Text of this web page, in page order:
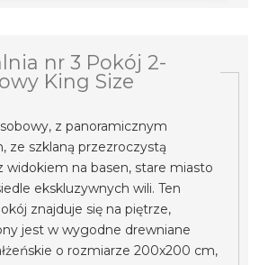
nr 3 Pokój 2-
King Size
z panoramicznym
ze szklaną przezroczystą
widokiem na basen, stare miasto
ekskluzywnych wili. Ten
znajduje się na piętrze,
jest w wygodne drewniane
o rozmiarze 200x200 cm,